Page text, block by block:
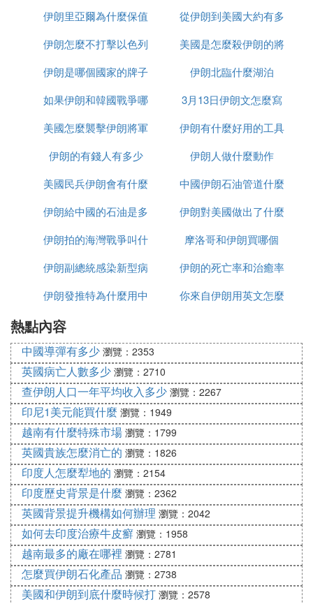
第68分鍾，賈漢·巴卡什右路突入禁區，被對方後衛
擋出底線。第72分鍾，阿姆拉巴特倒地受傷。隊醫表
示不能堅持，要求換人。後來，他的弟弟S- Amrabat
替補上場。第76分鍾，摩洛哥再次換人，布哈杜茲換
第78分鍾，伊朗隊伊布被換下。第79分鍾，齊耶禁區
鍾，摩洛哥幾次有威脅的射門。
第82分鍾，達出場，換下哈里特。第83分鍾，賈漢·
巴喀什受傷，伊朗隊換上蓋多斯。
第93分鍾，伊朗隊獲得前場任意球。替補上場的布哈
杜茲頭槌攻門，打進了一個烏龍球。伊朗隊以1: 0贏
Ⅲ 伊朗世界盃戰績
伊朗隊憑借補時階段的兩粒進球2-0擊敗威爾士，這
是伊朗隊在世界盃上取得的第三場勝利。
1998年，伊朗隊曾2-1擊敗美國。2018年，伊朗隊1-
0擊敗摩洛哥。因此，這是伊朗隊首次在世界盃擊敗
歐洲球隊！伊朗隊此前9次在世界盃對陣歐洲區球
隊，取得的戰績是2平7負，包括首輪2-6不敵英格
蘭。前9場比賽，伊朗隊的得失球是5-20。
伊朗國家男子足球隊
成立於1920年，1948年加入國際足聯，由伊朗足球
協會管理。伊朗是亞洲傳統強隊之一，號稱「波斯鐵
騎」，歷史上在1968、1972、1976年亞洲杯上獲得
三連冠。他們的主場是於1970年代興建的阿薩迪體育
場，觀眾容量超過10萬個。現任主教練為葡萄牙人卡
洛斯·奎羅斯。
種
伊朗里亞爾為什麼保值
從伊朗到美國大約有多
少千米
伊朗怎麼不打擊以色列
美國是怎麼殺伊朗的將
軍的
伊朗是哪個國家的牌子
伊朗北臨什麼湖泊
如果伊朗和韓國戰爭哪
個贏
3月13日伊朗文怎麼寫
美國怎麼襲擊伊朗將軍
的
伊朗有什麼好用的工具
伊朗的有錢人有多少
伊朗人做什麼動作
美國民兵伊朗會有什麼
反應
中國伊朗石油管道什麼
時候建完
伊朗給中國的石油是多
少一桶
伊朗對美國做出了什麼
反應
伊朗拍的海灣戰爭叫什
麼名字
摩洛哥和伊朗買哪個
伊朗副總統感染新型病
毒有多少
伊朗的死亡率和治癒率
為什麼都高
伊朗發推特為什麼用中
你來自伊朗用英文怎麼
熱點內容
中國導彈有多少 瀏覽：2353
英國病亡人數多少 瀏覽：2710
查伊朗人口一年平均收入多少 瀏覽：2267
印尼1美元能買什麼 瀏覽：1949
越南有什麼特殊市場 瀏覽：1799
英國貴族怎麼消亡的 瀏覽：1826
印度人怎麼犁地的 瀏覽：2154
印度歷史背景是什麼 瀏覽：2362
英國背景提升機構如何辦理 瀏覽：2042
如何去印度治療牛皮癬 瀏覽：1958
越南最多的廠在哪裡 瀏覽：2781
怎麼買伊朗石化產品 瀏覽：2738
美國和伊朗到底什麼時候打 瀏覽：2578